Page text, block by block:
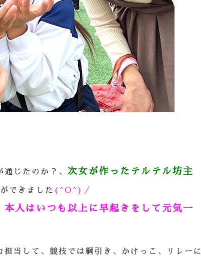
じたのか？、 次女が作ったテルテル坊主
できました (^O^)／
本人はいつも以上に早起きをして元気一
当して、競技では綱引き、かけっこ、リレーに